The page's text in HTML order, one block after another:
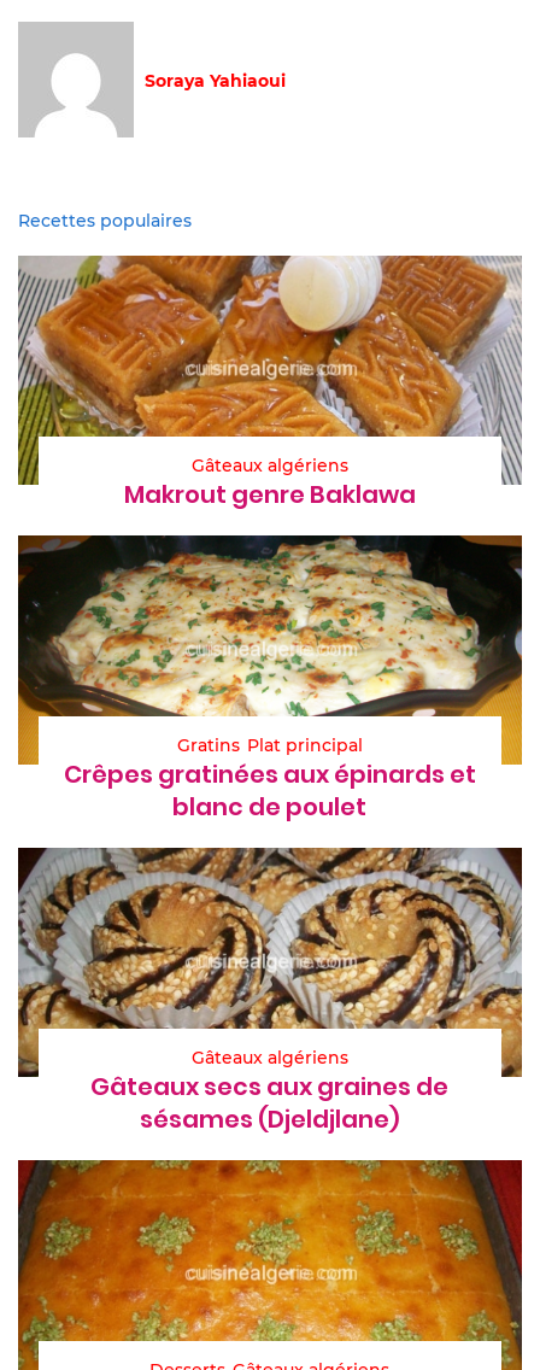
Soraya Yahiaoui
Recettes populaires
Gâteaux algériens
Makrout genre Baklawa
Gratins Plat principal
Crêpes gratinées aux épinards et
blanc de poulet
Gâteaux algériens
Gâteaux secs aux graines de
sésames (Djeldjlane)